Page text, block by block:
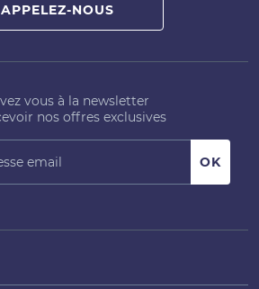
APPELEZ-NOUS
vous à la newsletter
nos offres exclusives